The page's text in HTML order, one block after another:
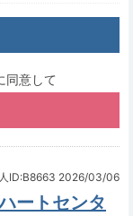
同意して
ID:B8663 2026/03/06
ートセンタ